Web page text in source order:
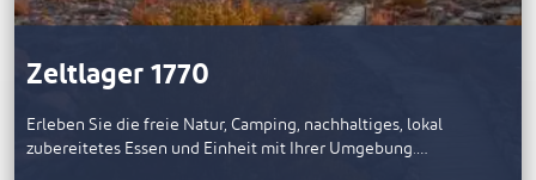
Zeltlager 1770
Erleben Sie die freie Natur, Camping, nachhaltiges, lokal
zubereitetes Essen und Einheit mit Ihrer Umgebung.…